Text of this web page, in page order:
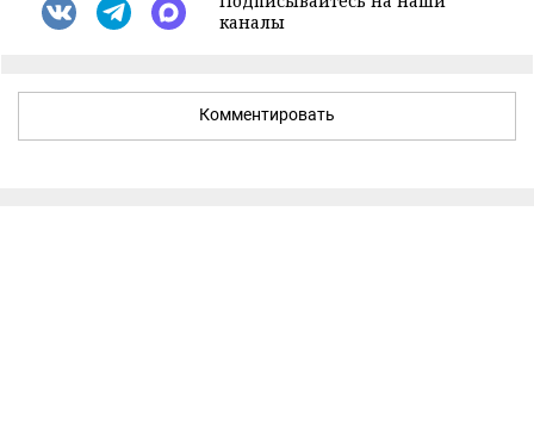
каналы
Комментировать